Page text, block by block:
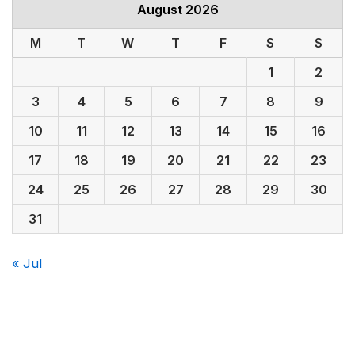
August 2026
M T W T F S
S
1
2
3
4 5 6 7 8
9
10
11 12 13 14 15
16
17
18 19 20 21 22
23
24
25 26 27 28 29
30
31
« Jul